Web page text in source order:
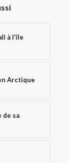
à l’île
Arctique
de sa